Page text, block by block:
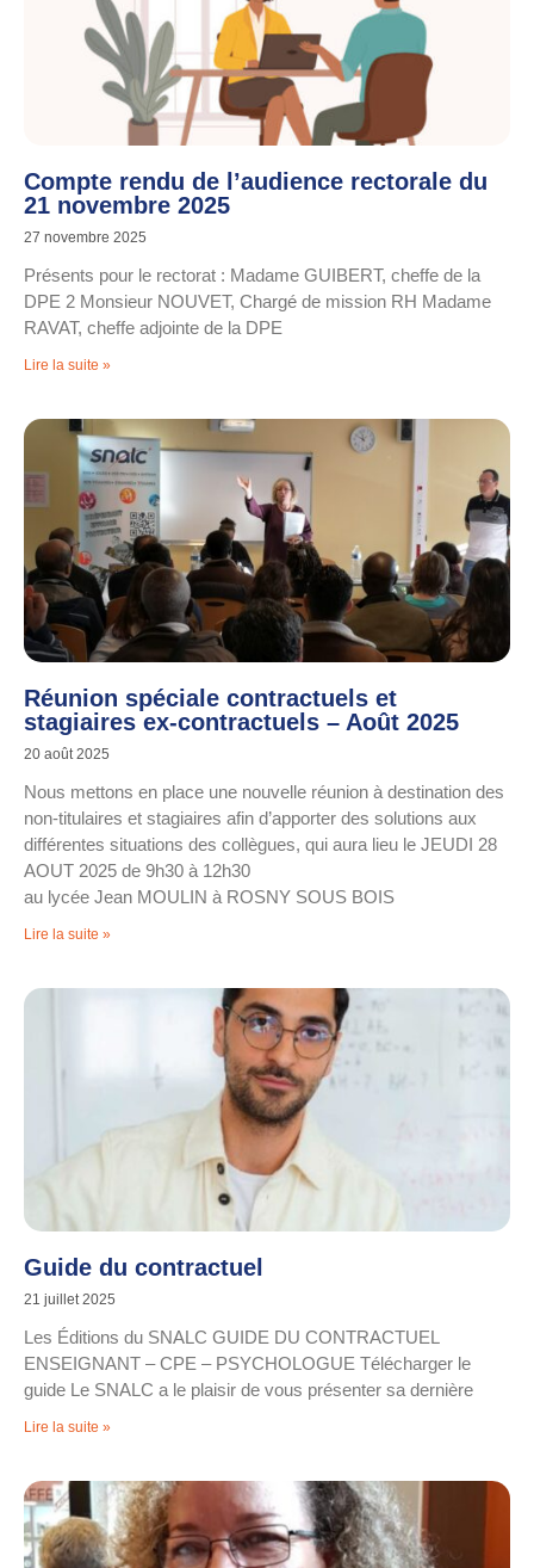
Compte rendu de l’audience rectorale du
21 novembre 2025
27 novembre 2025
Présents pour le rectorat : Madame GUIBERT, cheffe de la
DPE 2 Monsieur NOUVET, Chargé de mission RH Madame
RAVAT, cheffe adjointe de la DPE
Lire la suite »
Réunion spéciale contractuels et
stagiaires ex-contractuels – Août 2025
20 août 2025
Nous mettons en place une nouvelle réunion à destination des
non-titulaires et stagiaires afin d’apporter des solutions aux
différentes situations des collègues, qui aura lieu le JEUDI 28
AOUT 2025 de 9h30 à 12h30
au lycée Jean MOULIN à ROSNY SOUS BOIS
Lire la suite »
Guide du contractuel
21 juillet 2025
Les Éditions du SNALC GUIDE DU CONTRACTUEL
ENSEIGNANT – CPE – PSYCHOLOGUE Télécharger le
guide Le SNALC a le plaisir de vous présenter sa dernière
Lire la suite »